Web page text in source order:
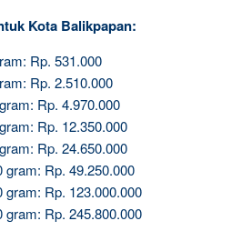
Kota Balikpapan:
Rp. 531.000
Rp. 2.510.000
Rp. 4.970.000
Rp. 12.350.000
Rp. 24.650.000
Rp. 49.250.000
Rp. 123.000.000
Rp. 245.800.000